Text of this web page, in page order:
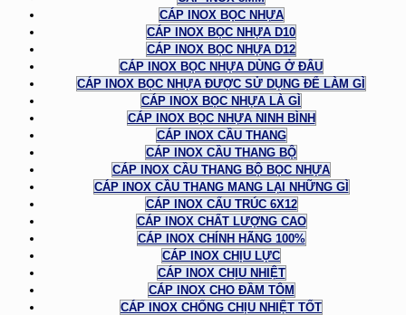
CÁP INOX BỌC NHỰA
CÁP INOX BỌC NHỰA D10
CÁP INOX BỌC NHỰA D12
CÁP INOX BỌC NHỰA DÙNG Ở ĐÂU
CÁP INOX BỌC NHỰA ĐƯỢC SỬ DỤNG ĐỂ LÀM GÌ
CÁP INOX BỌC NHỰA LÀ GÌ
CÁP INOX BỌC NHỰA NINH BÌNH
CÁP INOX CẦU THANG
CÁP INOX CẦU THANG BỘ
CÁP INOX CẦU THANG BỘ BỌC NHỰA
CÁP INOX CẦU THANG MANG LẠI NHỮNG GÌ
CÁP INOX CẤU TRÚC 6X12
CÁP INOX CHẤT LƯỢNG CAO
CÁP INOX CHÍNH HÃNG 100%
CÁP INOX CHỊU LỰC
CÁP INOX CHỊU NHIỆT
CÁP INOX CHO ĐẦM TÔM
CÁP INOX CHỐNG CHỊU NHIỆT TỐT